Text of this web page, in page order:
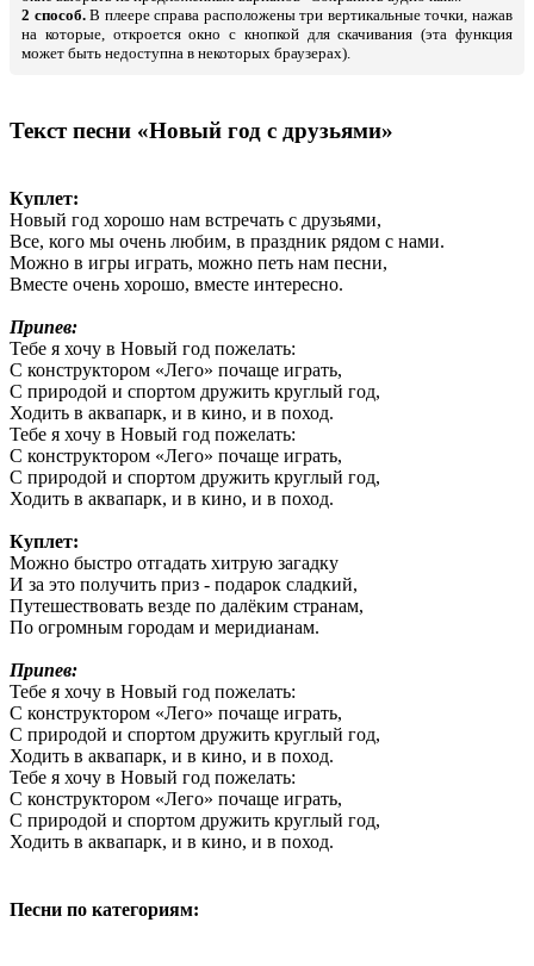
2 способ.В плеере справа расположены три вертикальные точки, нажав
на которые, откроется окно с кнопкой для скачивания (эта функция
может быть недоступна в некоторых браузерах).
Текст песни «Новый год с друзьями»
Куплет:
Новый год хорошо нам встречать с друзьями,
Все, кого мы очень любим, в праздник рядом с нами.
Можно в игры играть, можно петь нам песни,
Вместе очень хорошо, вместе интересно.
Припев:
Тебе я хочу в Новый год пожелать:
С конструктором «Лего» почаще играть,
С природой и спортом дружить круглый год,
Ходить в аквапарк, и в кино, и в поход.
Тебе я хочу в Новый год пожелать:
С конструктором «Лего» почаще играть,
С природой и спортом дружить круглый год,
Ходить в аквапарк, и в кино, и в поход.
Куплет:
Можно быстро отгадать хитрую загадку
И за это получить приз - подарок сладкий,
Путешествовать везде по далёким странам,
По огромным городам и меридианам.
Припев:
Тебе я хочу в Новый год пожелать:
С конструктором «Лего» почаще играть,
С природой и спортом дружить круглый год,
Ходить в аквапарк, и в кино, и в поход.
Тебе я хочу в Новый год пожелать:
С конструктором «Лего» почаще играть,
С природой и спортом дружить круглый год,
Ходить в аквапарк, и в кино, и в поход.
Песни по категориям: